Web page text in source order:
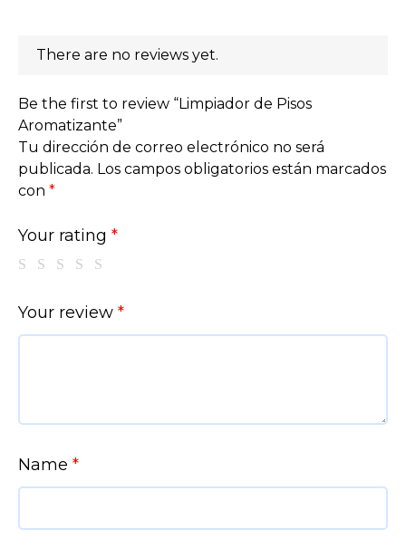
There are no reviews yet.
Be the first to review “Limpiador de Pisos
Aromatizante”
Tu dirección de correo electrónico no será
publicada. Los campos obligatorios están marcados
con *
Your rating *
Your review *
Name *